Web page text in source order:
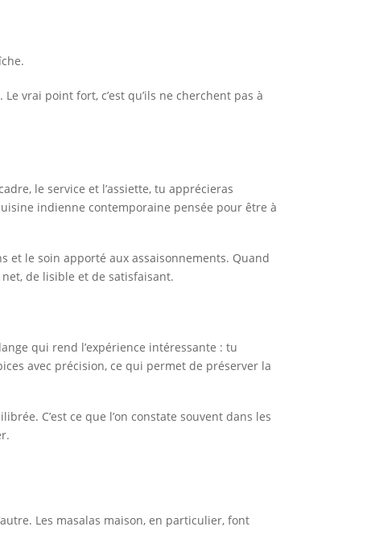
vrai point fort, c’est qu’ils ne cherchent pas à
le service et l’assiette, tu apprécieras
indienne contemporaine pensée pour être à
et le soin apporté aux assaisonnements. Quand
de lisible et de satisfaisant.
qui rend l’expérience intéressante : tu
avec précision, ce qui permet de préserver la
C’est ce que l’on constate souvent dans les
Les masalas maison, en particulier, font